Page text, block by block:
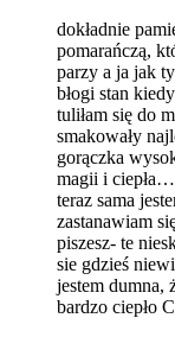
dokładnie
pomarańczą,
parzy a ja jak
błogi stan
tuliłam się do
smakowały
gorączka
magii i ciepła…
teraz sama
zastanawiam
piszesz- te
sie gdzieś
jestem dumna,
bardzo ciepło